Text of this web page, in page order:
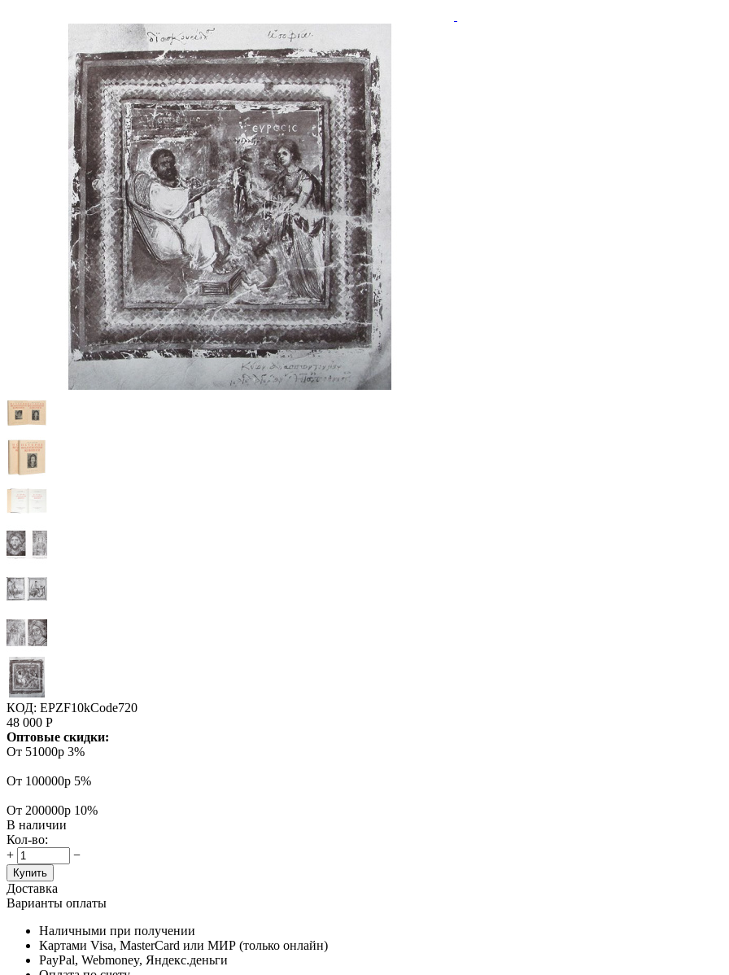
КОД: EPZF10kCode720
48 000 Р
Оптовые скидки:
От 51000р 3%
От 100000р 5%
От 200000р 10%
В наличии
Кол-во:
+
−
Купить
Доставка
Варианты оплаты
Наличными при получении
Картами Visa, MasterCard или МИР (только онлайн)
PayPal, Webmoney, Яндекс.деньги